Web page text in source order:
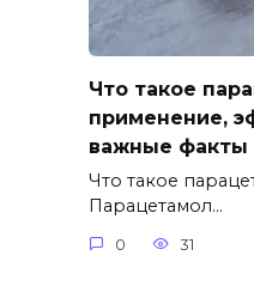
Что такое
применение,
важные факты
Что такое
Парацетамол…
0 31